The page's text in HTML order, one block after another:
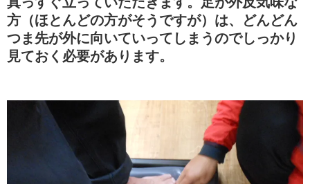
方（ほとんどの方がそうですが）は、どんどん
つま先が外に向いていってしまうのでしっかり
見ておく必要があります。